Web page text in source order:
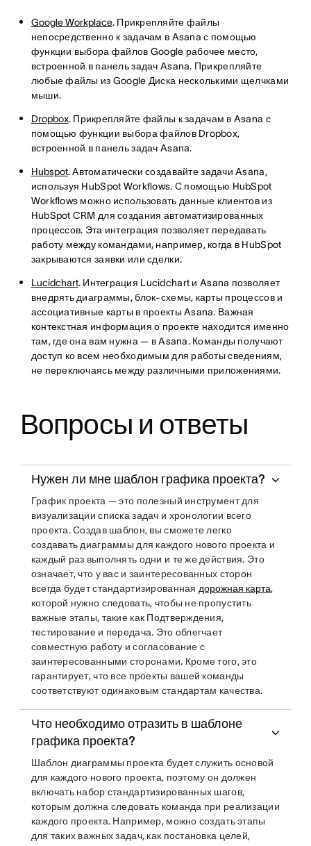
Google Workplace. Прикрепляйте файлы
непосредственно к задачам в Asana с помощью
функции выбора файлов Google рабочее место,
встроенной в панель задач Asana. Прикрепляйте
любые файлы из Google Диска несколькими щелчками
мыши.
Dropbox. Прикрепляйте файлы к задачам в Asana с
помощью функции выбора файлов Dropbox,
встроенной в панель задач Asana.
Hubspot. Автоматически создавайте задачи Asana,
используя HubSpot Workflows. С помощью HubSpot
Workflows можно использовать данные клиентов из
HubSpot CRM для создания автоматизированных
процессов. Эта интеграция позволяет передавать
работу между командами, например, когда в HubSpot
закрываются заявки или сделки.
Lucidchart. Интеграция Lucidchart и Asana позволяет
внедрять диаграммы, блок-схемы, карты процессов и
ассоциативные карты в проекты Asana. Важная
контекстная информация о проекте находится именно
там, где она вам нужна — в Asana. Команды получают
доступ ко всем необходимым для работы сведениям,
не переключаясь между различными приложениями.
Вопросы и ответы
Нужен ли мне шаблон графика проекта?
График проекта — это полезный инструмент для
визуализации списка задач и хронологии всего
проекта. Создав шаблон, вы сможете легко
создавать диаграммы для каждого нового проекта и
каждый раз выполнять одни и те же действия. Это
означает, что у вас и заинтересованных сторон
всегда будет стандартизированная дорожная карта,
которой нужно следовать, чтобы не пропустить
важные этапы, такие как Подтверждения,
тестирование и передача. Это облегчает
совместную работу и согласование с
заинтересованными сторонами. Кроме того, это
гарантирует, что все проекты вашей команды
соответствуют одинаковым стандартам качества.
Что необходимо отразить в шаблоне
графика проекта?
Шаблон диаграммы проекта будет служить основой
для каждого нового проекта, поэтому он должен
включать набор стандартизированных шагов,
которым должна следовать команда при реализации
каждого проекта. Например, можно создать этапы
для таких важных задач, как постановка целей,